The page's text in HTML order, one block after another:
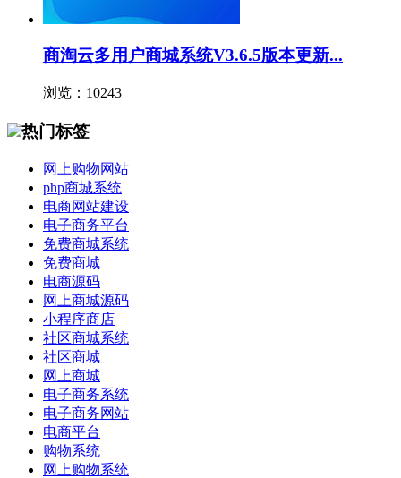
商淘云多用户商城系统V3.6.5版本更新...
浏览：10243
热门标签
网上购物网站
php商城系统
电商网站建设
电子商务平台
免费商城系统
免费商城
电商源码
网上商城源码
小程序商店
社区商城系统
社区商城
网上商城
电子商务系统
电子商务网站
电商平台
购物系统
网上购物系统